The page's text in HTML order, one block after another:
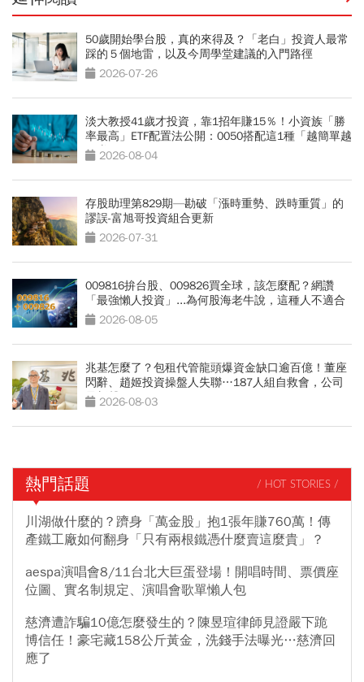
50歲開始學台股，真的來得及？「老白」投資人最常
踩的５個地雷，以及今周學堂建議的入門路徑
2026-07-26
淡大教授41歲才投資，靠1招年賺15％！小資族「勝
率最高」ETF配置法公開：0050搭配這1種「越簡單越
好賺」
2026-08-04
存股助理第829期—勘破「漲時重勢、跌時重質」的
謬誤-富旭哥投資組合更新
2026-07-31
009816拚台股、009826買全球，該怎麼配？網讚
「最強懶人投資」...為何股海老牛說，這種人不適合
買？2026-08-05
兆基怎麼了？包租代管龍頭爆資金缺口逾百億！董座
閃辭、趙姬投資操盤人失聯…187人組自救會，公司
最新聲明
2026-08-03
熱門話題 / HOT STORIES /
川湖做什麼的？躋身「萬金股」抱1張年賺760萬！傳
產鐵工廠如何翻身「只有兩根鐵憑什麼賣這麼貴」？
aespa演唱會8/11台北大巨蛋登場！開唱時間、票價座
位圖、實名制規定、演唱會歌單懶人包
慈濟遭詐騙10億怎麼發生的？陳昱瑄律師見證嚴下跪
博信任！豪宅藏158公斤黃金，洗錢手法曝光…慈濟回
應了